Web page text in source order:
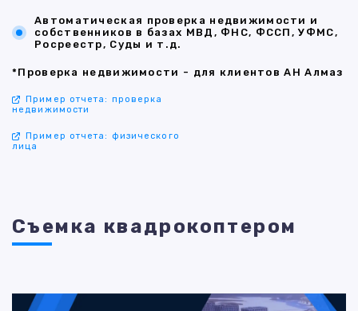
Автоматическая проверка недвижимости и
собственников в базах МВД, ФНС, ФССП, УФМС,
Росреестр, Суды и т.д.
*Проверка недвижимости - для клиентов АН Алмаз
Пример отчета: проверка
недвижимости
Пример отчета: физического
лица
Съемка квадрокоптером